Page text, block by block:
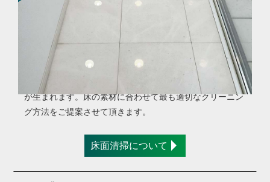
大理石の研磨を施しました。汚れを除去し丁寧に磨き上げ
ることで、コーティング剤を使わなくても高級感のある艶
が生まれます。床の素材に合わせて最も適切なクリーニン
グ方法をご提案させて頂きます。
床面清掃について